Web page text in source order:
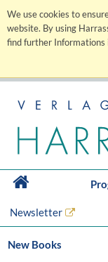
We use cookies to
website. By using
find further Informations
Newsletter
New Books